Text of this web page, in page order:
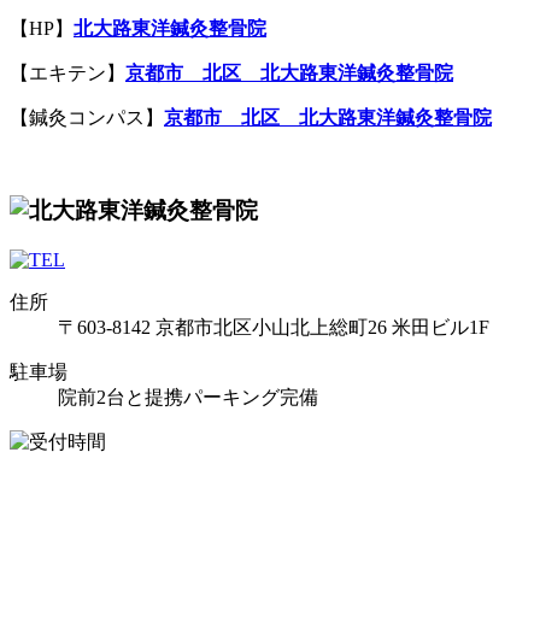
【HP】 北大路東洋鍼灸整骨院
【エキテン】 京都市 北区 北大路東洋鍼灸整骨院
【鍼灸コンパス】 京都市 北区 北大路東洋鍼灸整骨院
住所
〒603-8142 京都市北区小山北上総町26 米田ビル1F
駐車場
院前2台と提携パーキング完備